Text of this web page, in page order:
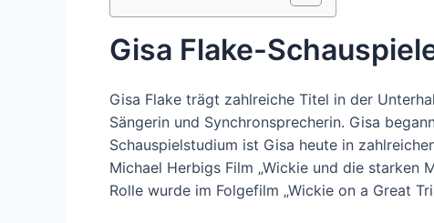
Gisa Flake-
Gisa Flake trägt zahlreiche Titel in der
Sängerin und Synchronsprecherin. Gisa
Schauspielstudium ist Gisa heute in
Michael Herbigs Film „Wickie und die starken
Rolle wurde im Folgefilm „Wickie on a Great